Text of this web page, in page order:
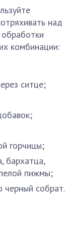
над
комбинации:
ситце;
горчицы;
бархатца,
пижмы;
черный собрат.